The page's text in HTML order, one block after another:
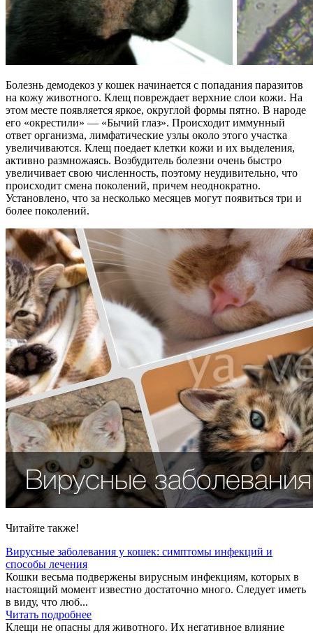
Болезнь демодекоз у кошек начинается с попадания паразитов
на кожу животного. Клещ повреждает верхние слои кожи. На
этом месте появляется яркое, округлой формы пятно. В народе
его «окрестили» — «Бычий глаз». Происходит иммунный
ответ организма, лимфатические узлы около этого участка
увеличиваются. Клещ поедает клетки кожи и их выделения,
активно размножаясь. Возбудитель болезни очень быстро
увеличивает свою численность, поэтому неудивительно, что
происходит смена поколений, причем неоднократно.
Установлено, что за несколько месяцев могут появиться три и
более поколений.
Читайте также!
Вирусные заболевания у кошек: симптомы инфекций и
способы лечения
Кошки весьма подвержены вирусным инфекциям, которых в
настоящий момент известно достаточно много. Следует иметь
в виду, что люб...
Читать подробнее
Клещи не опасны для животного. Их негативное влияние